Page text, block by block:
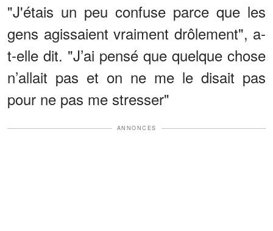
"J'étais un peu confuse parce que les
gens agissaient vraiment drôlement", a-
t-elle dit. "J’ai pensé que quelque chose
n’allait pas et on ne me le disait pas
pour ne pas me stresser"
ANNONCES